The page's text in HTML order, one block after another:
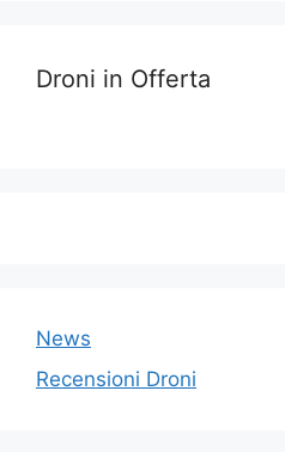
Droni in Offerta
News
Recensioni Droni